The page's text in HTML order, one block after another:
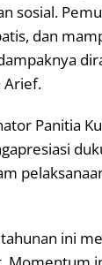
sosial.
dan
Arief.
Panitia
ini